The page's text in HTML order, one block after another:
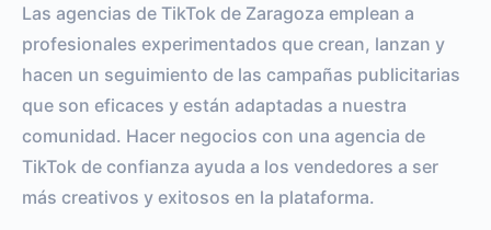
Las agencias de TikTok de Zaragoza emplean a
profesionales experimentados que crean, lanzan y
hacen un seguimiento de las campañas publicitarias
que son eficaces y están adaptadas a nuestra
comunidad. Hacer negocios con una agencia de
TikTok de confianza ayuda a los vendedores a ser
más creativos y exitosos en la plataforma.